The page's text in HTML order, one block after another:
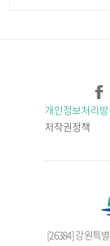
개인정보처리방
저작권정책
[26384] 강원특